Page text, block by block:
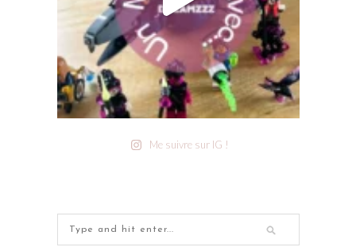
Me suivre sur IG !